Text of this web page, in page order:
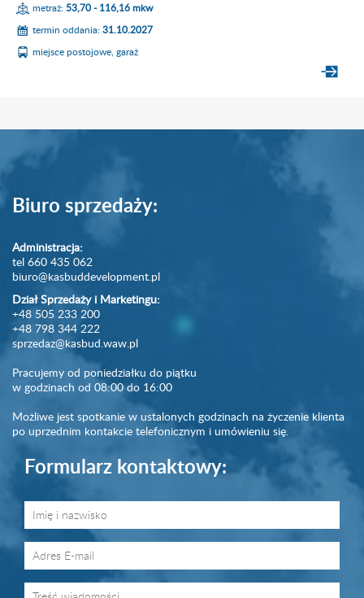
metraż:53,70 - 116,16 mkw
termin oddania:31.10.2027
miejsce postojowe, garaż
Biuro sprzedaży:
Administracja:
tel 660 435 062
biuro@kasbuddevelopment.pl
Dział Sprzedaży i Marketingu:
+48 505 233 200
+48 798 344 222
sprzedaz@kasbud.waw.pl
Pracujemy od poniedziałku do piątku
w godzinach od 08:00 do 16:00
Możliwe jest spotkanie w ustalonych godzinach na życzenie klienta
po uprzednim kontakcie telefonicznym i umówieniu się.
Formularz kontaktowy: